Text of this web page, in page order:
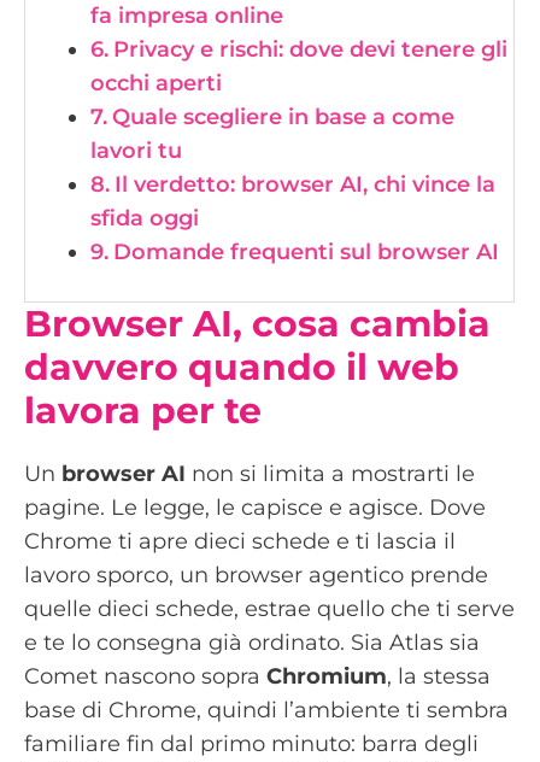
fa impresa online
Privacy e rischi: dove devi tenere gli
occhi aperti
Quale scegliere in base a come
lavori tu
Il verdetto: browser AI, chi vince la
sfida oggi
Domande frequenti sul browser AI
Browser AI, cosa cambia
davvero quando il web
lavora per te
Un browser AI non si limita a mostrarti le
pagine. Le legge, le capisce e agisce. Dove
Chrome ti apre dieci schede e ti lascia il
lavoro sporco, un browser agentico prende
quelle dieci schede, estrae quello che ti serve
e te lo consegna già ordinato. Sia Atlas sia
Comet nascono sopra Chromium, la stessa
base di Chrome, quindi l’ambiente ti sembra
familiare fin dal primo minuto: barra degli